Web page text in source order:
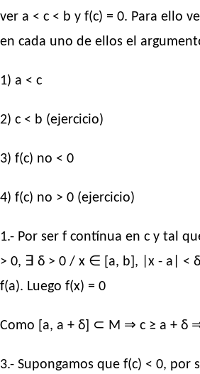
ver a < c < b y f(c) = 0. Para ello
en cada uno de ellos el
1) a < c
2) c < b (ejercicio)
3) f(c) no < 0
4) f(c) no > 0 (ejercicio)
1.- Por ser f contínua en c y tal
> 0, ∃ δ > 0 / x ∈ [a, b], |x - a| <
f(a). Luego f(x) = 0
Como [a, a + δ] ⊂ M ⇒ c ≥ a + δ
3.- Supongamos que f(c) < 0, por